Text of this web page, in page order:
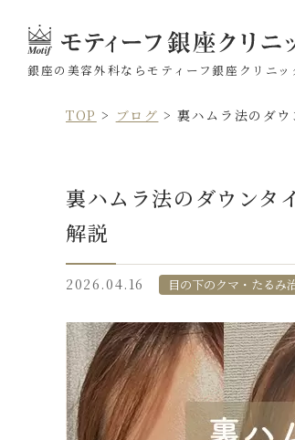
銀座の美容外科なら モティーフ銀座クリニッ
TOP > ブログ >裏ハムラ法のダ
裏ハムラ法のダウンタ
解説
2026.04.16 目の下のクマ・たるみ